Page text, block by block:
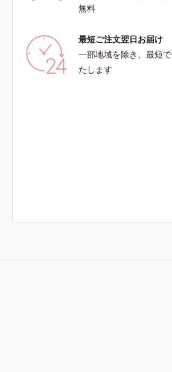
無料
最短ご注文翌日お届け
一部地域を除き、最短
たします